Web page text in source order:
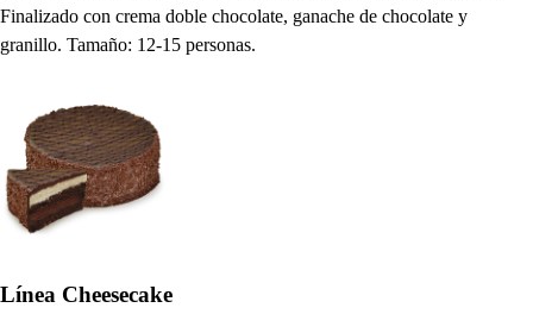
Finalizado con crema doble chocolate, ganache de chocolate y
granillo. Tamaño: 12-15 personas.
Línea Cheesecake